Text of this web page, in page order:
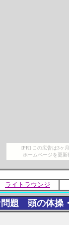
[PR] この広告は3ヶ
ホームページを更
ライトラウンジ
題 頭の体操